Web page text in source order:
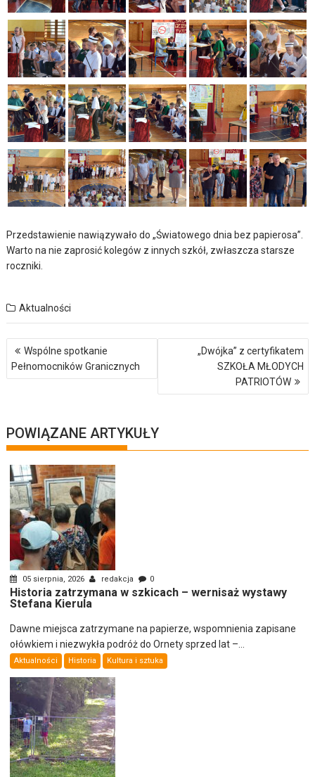
Przedstawienie nawiązywało do „Światowego dnia bez papierosa”.
Warto na nie zaprosić kolegów z innych szkół, zwłaszcza starsze
roczniki.
Aktualności
Nawigacja
wpisu
Wspólne spotkanie
Pełnomocników Granicznych
„Dwójka” z certyfikatem
SZKOŁA MŁODYCH
PATRIOTÓW
POWIĄZANE ARTYKUŁY
05 sierpnia, 2026 redakcja 0
Historia zatrzymana w szkicach – wernisaż wystawy
Stefana Kierula
Dawne miejsca zatrzymane na papierze, wspomnienia zapisane
ołówkiem i niezwykła podróż do Ornety sprzed lat –...
Aktualności Historia Kultura i sztuka